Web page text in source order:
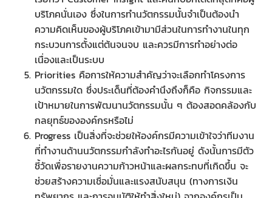
บริโภคนั่นเอง ซึ่งในการทำนวัตกรรมนั้นจำเป็นต้องนำ
ความคิดเห็นของผู้บริโภคเข้ามามีส่วนในการทำงานในทุก
กระบวนการตั้งแต่ต้นจนจบ และควรมีการทำอย่างต่อ
เนื่องและเป็นระบบ
Priorities คือการให้ความสำคัญว่าจะเลือกทำโครงการ
นวัตกรรมใด ซึ่งประเด็นที่ต้องคำนึงถึงก็คือ กิจกรรมและ
เป้าหมายในการพัฒนานวัตกรรมนั้น ๆ ต้องสอดคล้องกับ
กลยุทธ์ขององค์กรหรือไม่
Progress เป็นสิ่งที่จะช่วยให้องค์กรมีความเข้าใจว่าทีมงาน
ที่ทำงานด้านนวัตกรรมกำลังทำอะไรกันอยู่ ดังนั้นการมีตัว
ชี้วัดเพื่อรายงานความก้าวหน้าและผลกระทบที่เกิดขึ้น จะ
ช่วยสร้างความเชื่อมั่นและแรงสนับสนุน (ทางการเงิน